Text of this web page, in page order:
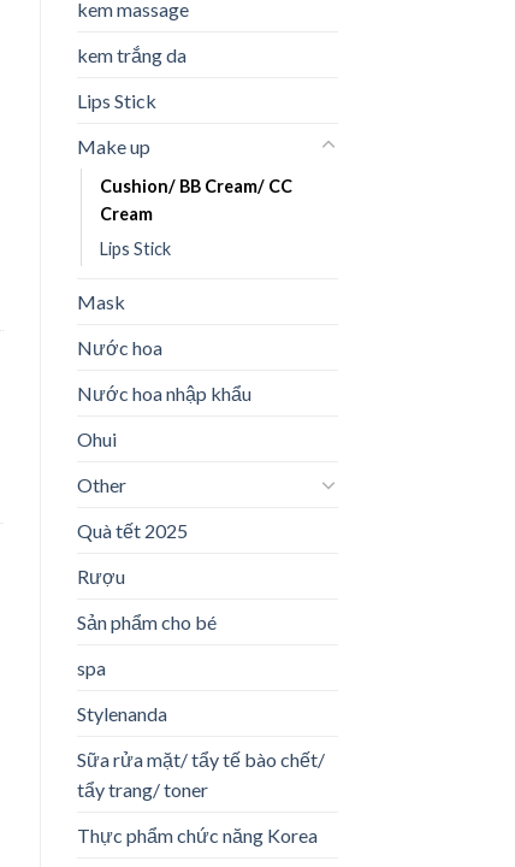
kem massage
kem trắng da
Lips Stick
Make up
Cushion/ BB Cream/ CC
Cream
Lips Stick
Mask
Nước hoa
Nước hoa nhập khẩu
Ohui
Other
Quà tết 2025
Rượu
Sản phẩm cho bé
spa
Stylenanda
Sữa rửa mặt/ tẩy tế bào chết/
tẩy trang/ toner
Thực phẩm chức năng Korea